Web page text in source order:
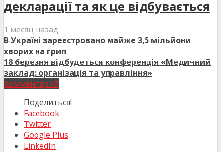
декларації та як це відбувається
1 месяц назад
В Україні зареєстровано майже 3,5 мільйони
хворих на грип
18 березня відбудеться конференція «Медичний
заклад: організація та управління»
Комментарий
Поделиться!
Facebook
Twitter
Google Plus
LinkedIn